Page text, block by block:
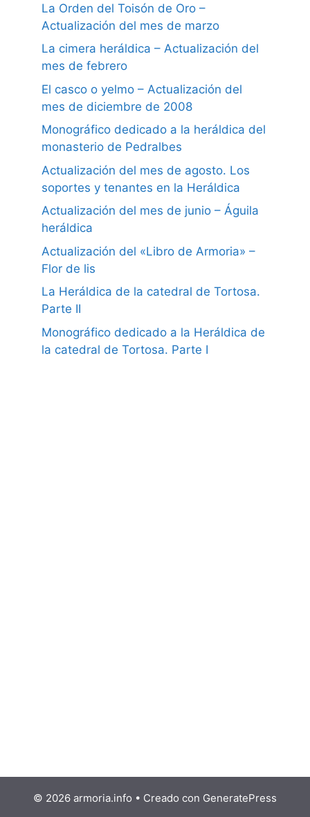
La Orden del Toisón de Oro –
Actualización del mes de marzo
La cimera heráldica – Actualización del
mes de febrero
El casco o yelmo – Actualización del
mes de diciembre de 2008
Monográfico dedicado a la heráldica del
monasterio de Pedralbes
Actualización del mes de agosto. Los
soportes y tenantes en la Heráldica
Actualización del mes de junio – Águila
heráldica
Actualización del «Libro de Armoria» –
Flor de lis
La Heráldica de la catedral de Tortosa.
Parte II
Monográfico dedicado a la Heráldica de
la catedral de Tortosa. Parte I
© 2026 armoria.info • Creado con GeneratePress